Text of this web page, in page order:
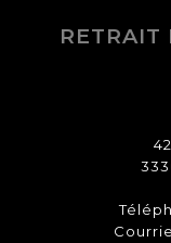
RETRAIT